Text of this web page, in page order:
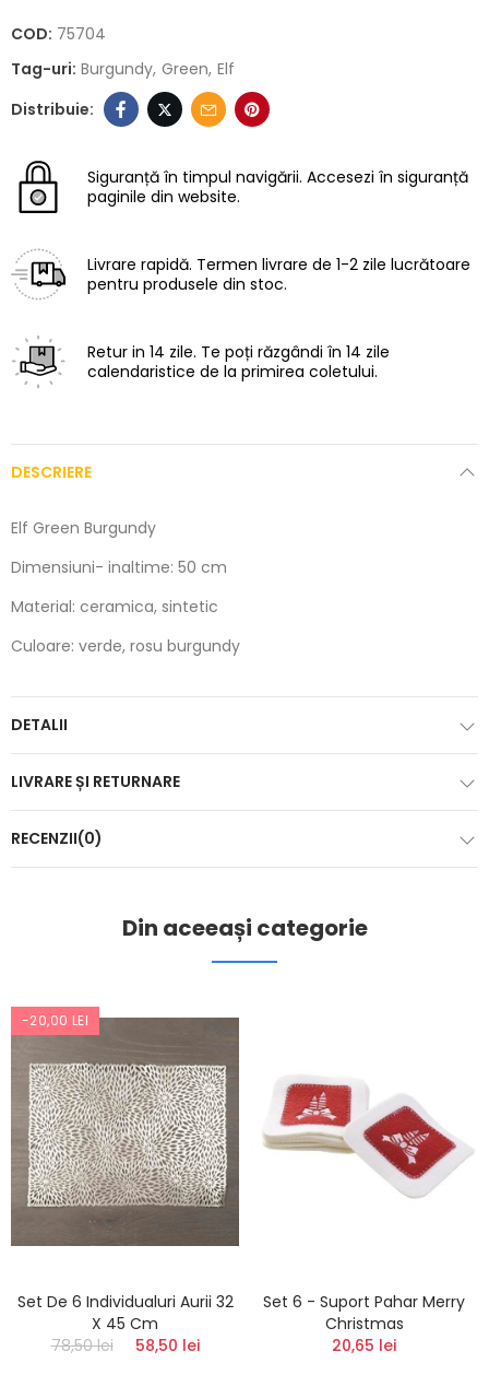
COD: 75704
Tag-uri: Burgundy Green Elf
Siguranță în timpul navigării. Accesezi în siguranță
paginile din website.
Livrare rapidă. Termen livrare de 1-2 zile lucrătoare
pentru produsele din stoc.
Retur in 14 zile. Te poți răzgândi în 14 zile
calendaristice de la primirea coletului.
DESCRIERE
Elf Green Burgundy
Dimensiuni- inaltime: 50 cm
Material: ceramica, sintetic
Culoare: verde, rosu burgundy
DETALII
LIVRARE ȘI RETURNARE
RECENZII(0)
Din aceeași categorie
-20,00 LEI
Set De 6 Individualuri Aurii 32
X 45 Cm
78,50 lei
58,50 lei
Set 6 - Suport Pahar Merry
Christmas
20,65 lei